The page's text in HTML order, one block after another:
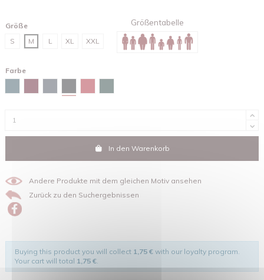
Größe
S
M L XL XXL
Größentabelle
Farbe
In den Warenkorb
Andere Produkte mit dem gleichen Motiv ansehen
Zurück zu den Suchergebnissen
Buying this product you will collect 1,75 € with our loyalty program.
Your cart will total 1,75 €